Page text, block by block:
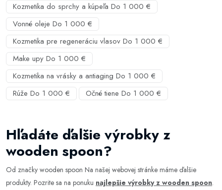
Kozmetika do sprchy a kúpeľa Do 1 000 €
Vonné oleje Do 1 000 €
Kozmetika pre regeneráciu vlasov Do 1 000 €
Make upy Do 1 000 €
Kozmetika na vrásky a antiaging Do 1 000 €
Rúže Do 1 000 €
Očné tiene Do 1 000 €
Hľadáte ďalšie výrobky z
wooden spoon?
Od značky wooden spoon Na našej webovej stránke máme ďalšie
produkty. Pozrite sa na ponuku najlepšie výrobky z wooden spoon.